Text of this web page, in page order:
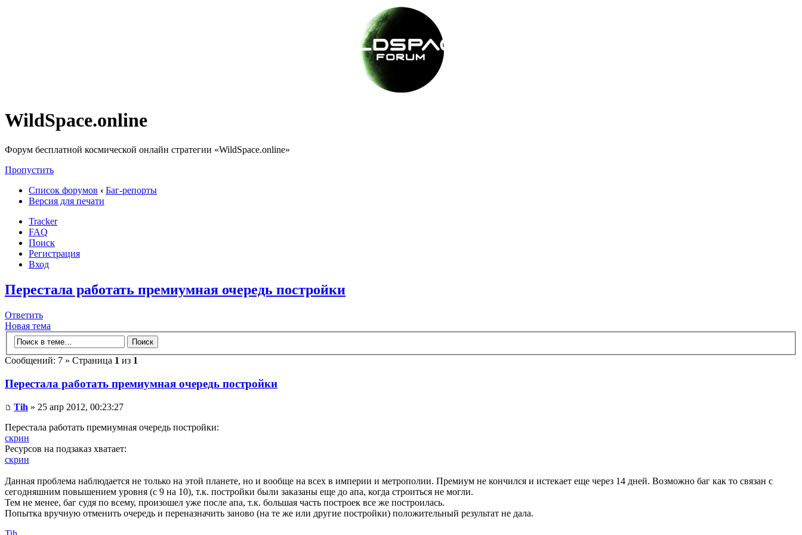
WildSpace.online
Форум бесплатной космической онлайн стратегии «WildSpace.online»
Пропустить
Список форумов ‹ Баг-репорты
Версия для печати
Tracker
FAQ
Поиск
Регистрация
Вход
Перестала работать премиумная очередь постройки
Ответить
Новая тема
Сообщений: 7 » Страница 1 из 1
Перестала работать премиумная очередь постройки
Tih » 25 апр 2012, 00:23:27
Перестала работать премиумная очередь постройки:
скрин
Ресурсов на подзаказ хватает:
скрин
Данная проблема наблюдается не только на этой планете, но и вообще на всех в империи и метрополии. Премиум не кончился и истекает еще через 14 дней. Возможно баг как то связан с
сегодняшним повышением уровня (с 9 на 10), т.к. постройки были заказаны еще до апа, когда строиться не могли.
Тем не менее, баг судя по всему, произошел уже после апа, т.к. большая часть построек все же построилась.
Попытка вручную отменить очередь и переназначить заново (на те же или другие постройки) положительный результат не дала.